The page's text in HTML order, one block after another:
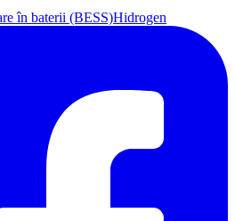
în baterii (BESS)Hidrogen